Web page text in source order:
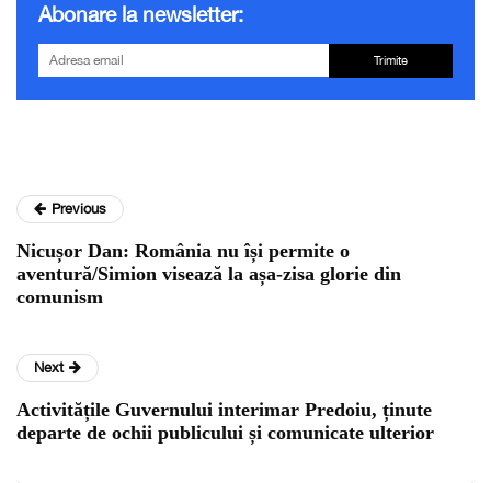
Abonare la newsletter:
Trimite
Previous
Nicușor Dan: România nu își permite o
aventură/Simion visează la așa-zisa glorie din
comunism
Next
Activitățile Guvernului interimar Predoiu, ținute
departe de ochii publicului și comunicate ulterior